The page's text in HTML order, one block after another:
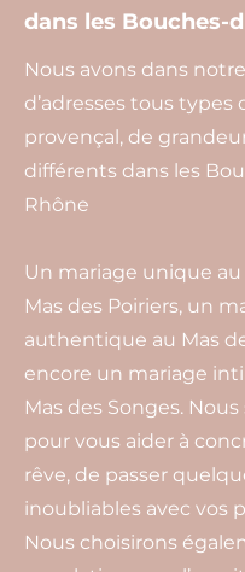
dans les Bouches-
Nous avons dans
d’adresses tous types
provençal, de
différents dans les
Rhône
Un mariage unique
Mas des Poiriers, un
authentique au Mas
encore un mariage
Mas des Songes.
pour vous aider à
rêve, de passer
inoubliables avec vos
Nous choisirons